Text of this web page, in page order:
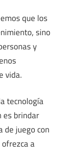
que los
sino
y
vida.
tecnología
es brindar
de juego con
a